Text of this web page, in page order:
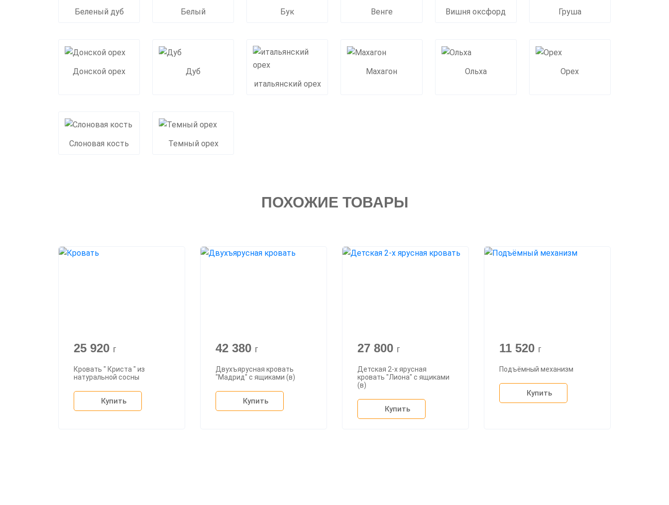
Беленый дуб Белый Бук Венге Вишня оксфорд Груша
Донской орех
Дуб
итальянский орех
Махагон Ольха Орех
Слоновая кость Темный орех
ПОХОЖИЕ ТОВАРЫ
25 920 г
Кровать " Криста " из
натуральной сосны
Купить
42 380 г
Двухъярусная кровать
"Мадрид" с ящиками (в)
Купить
27 800 г
Детская 2-х ярусная
кровать "Лиона" с ящиками
(в)
Купить
11 520 г
Подъёмный механизм
Купить